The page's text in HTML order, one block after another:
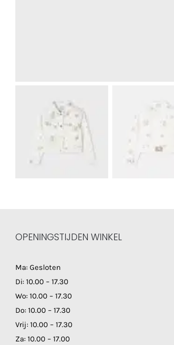
OPENINGSTIJDEN WINKEL
Ma: Gesloten
Di: 10.00 – 17.30
Wo: 10.00 – 17.30
Do: 10.00 – 17.30
Vrij: 10.00 – 17.30
Za: 10.00 – 17.00